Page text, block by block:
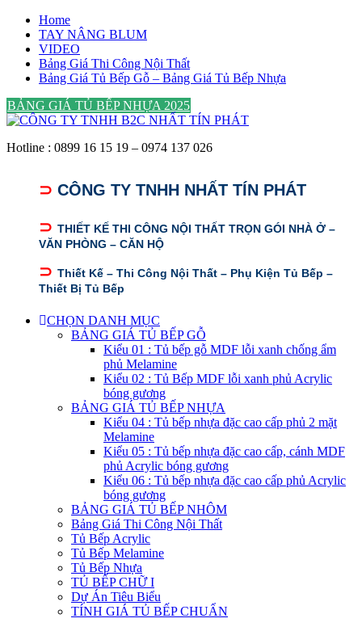
Skip
content
Home
TAY NÂNG BLUM
VIDEO
Bảng Giá Thi Công Nội Thất
Bảng Giá Tủ Bếp Gỗ – Bảng Giá Tủ Bếp Nhựa
BẢNG GIÁ TỦ BẾP NHỰA 2025
Hotline : 0899 16 15 19 – 0974 137 026
⊃ CÔNG TY TNHH NHẤT TÍN PHÁT
⊃ THIẾT KẾ THI CÔNG NỘI THẤT TRỌN GÓI NHÀ Ở –
VĂN PHÒNG – CĂN HỘ
⊃ Thiết Kế – Thi Công Nội Thất – Phụ Kiện Tủ Bếp –
Thiết Bị Tủ Bếp
CHỌN DANH MỤC
BẢNG GIÁ TỦ BẾP GỖ
Kiểu 01 : Tủ bếp gỗ MDF lỗi xanh chống ẩm
phủ Melamine
Kiểu 02 : Tủ Bếp MDF lỗi xanh phủ Acrylic
bóng gương
BẢNG GIÁ TỦ BẾP NHỰA
Kiểu 04 : Tủ bếp nhựa đặc cao cấp phủ 2 mặt
Melamine
Kiểu 05 : Tủ bếp nhựa đặc cao cấp, cánh MDF
phủ Acrylic bóng gương
Kiểu 06 : Tủ bếp nhựa đặc cao cấp phủ Acrylic
bóng gương
BẢNG GIÁ TỦ BẾP NHÔM
Bảng Giá Thi Công Nội Thất
Tủ Bếp Acrylic
Tủ Bếp Melamine
Tủ Bếp Nhựa
TỦ BẾP CHỮ I
Dự Án Tiêu Biểu
TÍNH GIÁ TỦ BẾP CHUẨN